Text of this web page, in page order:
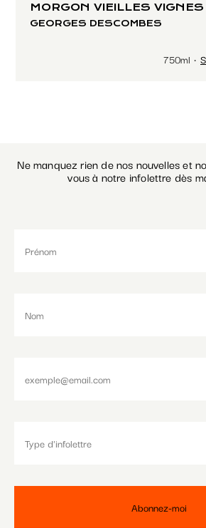
MORGON VIEILLES VIGNES
GEORGES DESCOMBES
750ml
Ne manquez rien de nos nouvelles et
vous à notre infolettre dès